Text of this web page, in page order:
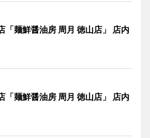
「麺鮮醤油房 周月 徳山店」 店内
「麺鮮醤油房 周月 徳山店」 店内